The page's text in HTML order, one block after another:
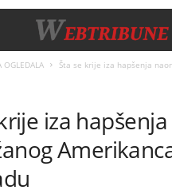
OGLEDALA
Šta se krije iza hapšenja
iza hapšenja